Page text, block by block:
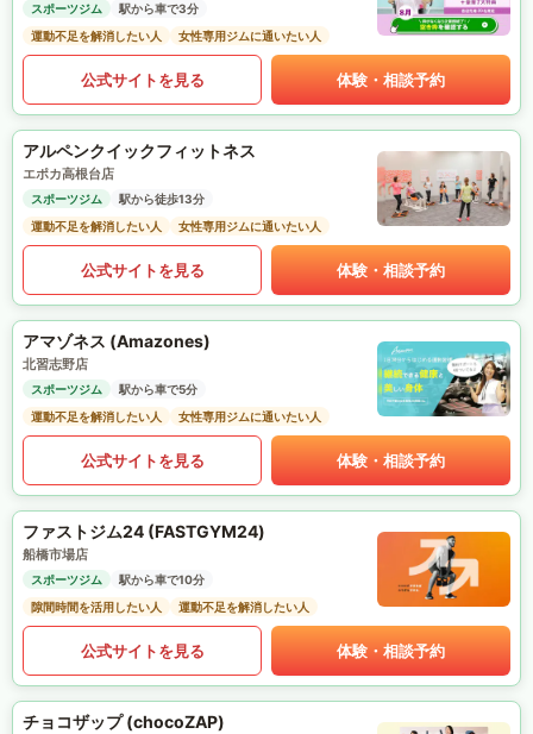
スポーツジム
駅から車で3分
運動不足を解消したい人
女性専用ジムに通いたい人
公式サイトを見る 体験・相談予約
アルペンクイックフィットネス
エポカ高根台店
スポーツジム
駅から徒歩13分
運動不足を解消したい人
女性専用ジムに通いたい人
公式サイトを見る 体験・相談予約
アマゾネス (Amazones)
北習志野店
スポーツジム
駅から車で5分
運動不足を解消したい人
女性専用ジムに通いたい人
公式サイトを見る 体験・相談予約
ファストジム24 (FASTGYM24)
船橋市場店
スポーツジム
駅から車で10分
隙間時間を活用したい人
運動不足を解消したい人
公式サイトを見る 体験・相談予約
チョコザップ (chocoZAP)